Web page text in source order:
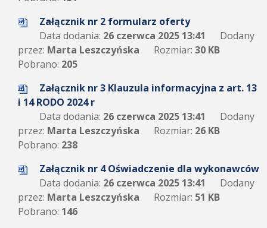
Załącznik nr 2 formularz oferty
Data dodania: 26 czerwca 2025 13:41
Dodany
przez: Marta Leszczyńska Rozmiar: 30 KB
Pobrano: 205
Załącznik nr 3 Klauzula informacyjna z art. 13
i 14 RODO 2024 r
Data dodania: 26 czerwca 2025 13:41
Dodany
przez: Marta Leszczyńska Rozmiar: 26 KB
Pobrano: 238
Załącznik nr 4 Oświadczenie dla wykonawców
Data dodania: 26 czerwca 2025 13:41
Dodany
przez: Marta Leszczyńska Rozmiar: 51 KB
Pobrano: 146